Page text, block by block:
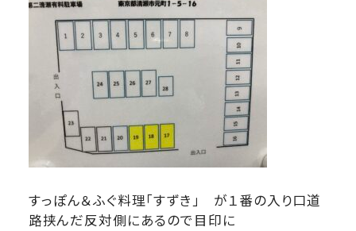
すっぽん＆ふぐ料理「すずき」 が１番の入り口道
路挟んだ反対側にあるので目印に